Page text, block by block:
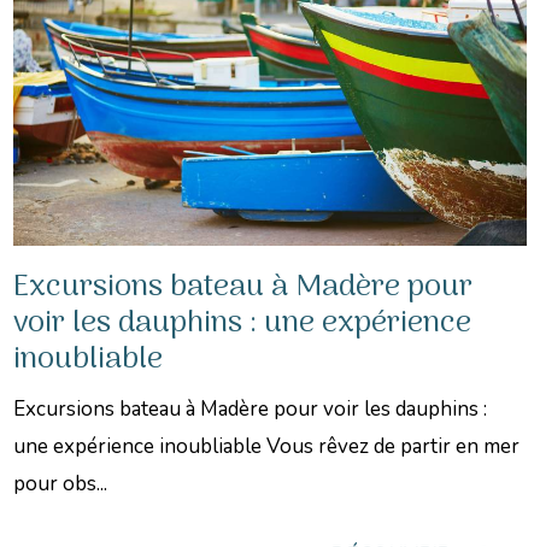
Excursions bateau à Madère pour
voir les dauphins : une expérience
inoubliable
Excursions bateau à Madère pour voir les dauphins :
une expérience inoubliable Vous rêvez de partir en mer
pour obs...